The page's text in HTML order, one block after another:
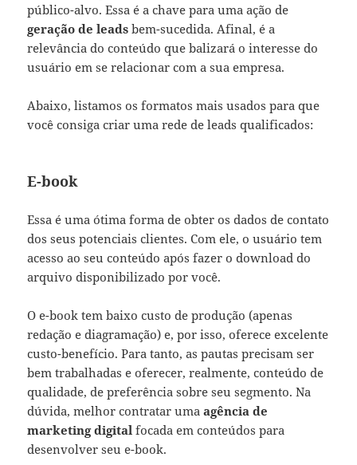
público-alvo. Essa é a chave para uma ação de
geração de leads bem-sucedida. Afinal, é a
relevância do conteúdo que balizará o interesse do
usuário em se relacionar com a sua empresa.
Abaixo, listamos os formatos mais usados para que
você consiga criar uma rede de leads qualificados:
E-book
Essa é uma ótima forma de obter os dados de contato
dos seus potenciais clientes. Com ele, o usuário tem
acesso ao seu conteúdo após fazer o download do
arquivo disponibilizado por você.
O e-book tem baixo custo de produção (apenas
redação e diagramação) e, por isso, oferece excelente
custo-benefício. Para tanto, as pautas precisam ser
bem trabalhadas e oferecer, realmente, conteúdo de
qualidade, de preferência sobre seu segmento. Na
dúvida, melhor contratar umaagência de
marketing digital focada em conteúdos para
desenvolver seu e-book.